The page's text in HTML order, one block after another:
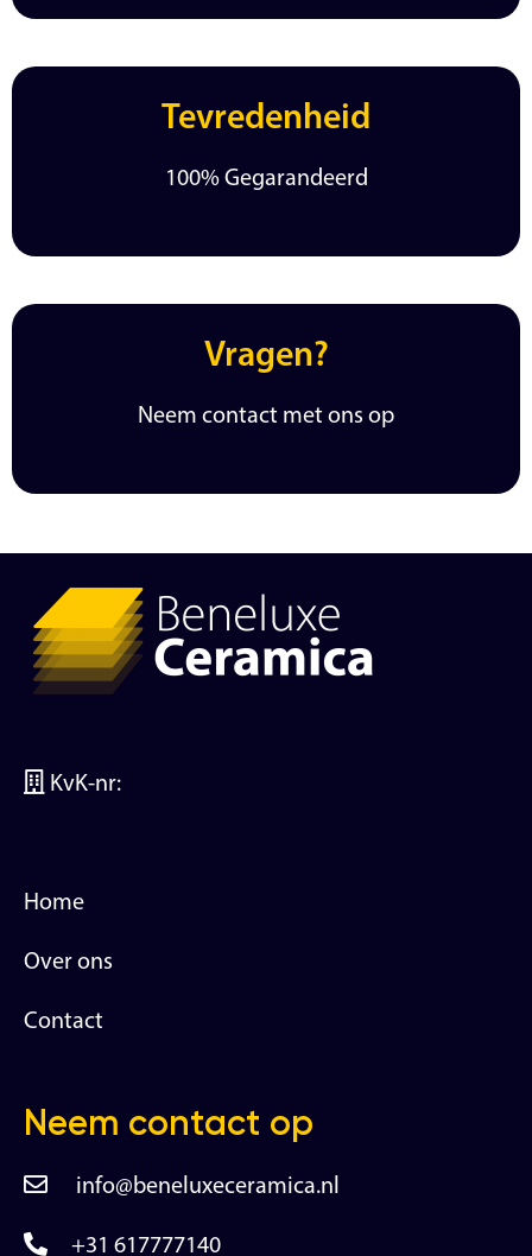
Tevredenheid
100% Gegarandeerd
Vragen?
Neem contact met ons op
KvK-nr:
Home
Over ons
Contact
Neem contact op
info@beneluxeceramica.nl
+31 617777140